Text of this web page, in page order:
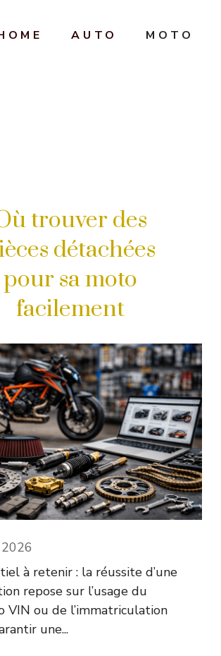
AUTO MOTO
trouver des
détachées
pour sa moto
facilement
à retenir : la réussite d’une
repose sur l’usage du
VIN ou de l’immatriculation
une...